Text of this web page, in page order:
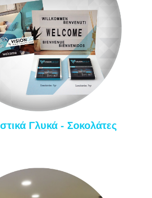
Γλυκά - Σοκολάτες